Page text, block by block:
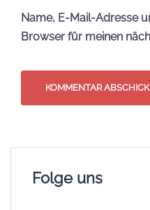
Name, E-Mail-Adresse
Browser für meinen
Folge uns